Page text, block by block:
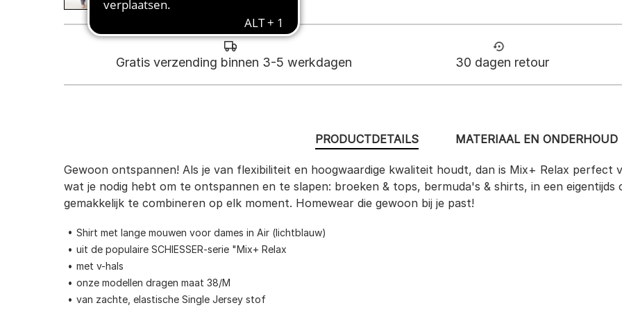
Gratis verzending binnen 3-5 werkdagen 30 dagen retour
PRODUCTDETAILS
Gewoon ontspannen! Als je van flexibiliteit en hoogwaardige kwaliteit houdt, dan is Mix+ Relax perfect
wat je nodig hebt om te ontspannen en te slapen: broeken & tops, bermuda's & shirts, in een
gemakkelijk te combineren op elk moment. Homewear die gewoon bij je past!
Shirt met lange mouwen voor dames in Air (lichtblauw)
uit de populaire SCHIESSER-serie "Mix+ Relax
met v-hals
onze modellen dragen maat 38/M
van zachte, elastische Single Jersey stof
MATERIAAL EN ONDERHOUD